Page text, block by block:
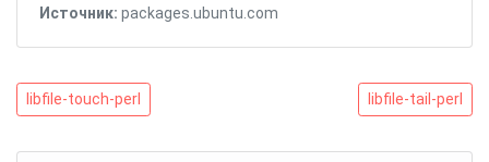
Источник: packages.ubuntu.com
Навигация
libfile-
touch-
perl
libfile-touch-perl
libfile-
tail-
perl
libfile-tail-perl